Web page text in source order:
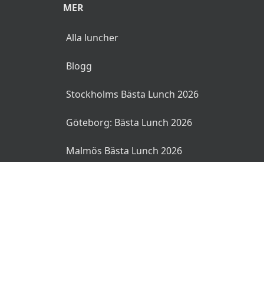
MER
Alla luncher
Blogg
Stockholms Bästa Lunch 2026
Göteborg: Bästa Lunch 2026
Malmös Bästa Lunch 2026